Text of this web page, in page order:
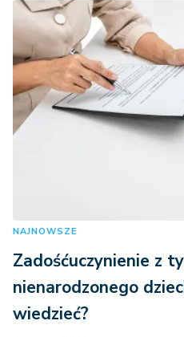
NAJNOWSZE
Zadośćuczynienie z
nienarodzonego
wiedzieć?